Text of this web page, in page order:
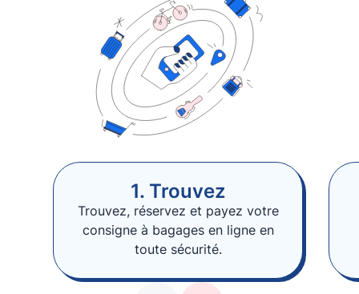
1. Trouvez
Trouvez, réservez et payez votre
consigne à bagages en ligne en
toute sécurité.